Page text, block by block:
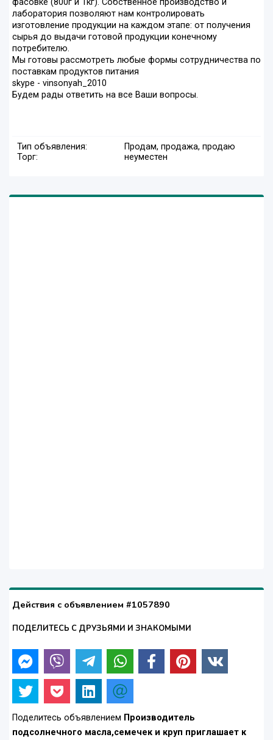
фасовке (800г и 1кг). Собственное производство и
лаборатория позволяют нам контролировать
изготовление продукции на каждом этапе: от получения
сырья до выдачи готовой продукции конечному
потребителю.
Мы готовы рассмотреть любые формы сотрудничества по
поставкам продуктов питания
skype - vinsonyah_2010
Будем рады ответить на все Ваши вопросы.
Тип объявления:
Продам, продажа, продаю
Торг:
неуместен
Действия с объявлением #1057890
ПОДЕЛИТЕСЬ С ДРУЗЬЯМИ И ЗНАКОМЫМИ
Поделитесь объявлением Производитель
подсолнечного масла,семечек и круп приглашает к